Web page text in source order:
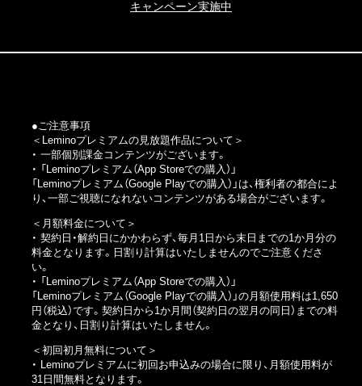
キャンペーン実施中
●ご注意事項
＜Leminoプレミアムの見放題作品について＞
・ 一部個別課金コンテンツがございます。
・ 「Leminoプレミアム（App Storeでの購入）」
「Leminoプレミアム（Google Playでの購入）」 は、権利者の都合によ
り、一部ご視聴になれないコンテンツがある場合がございます。
＜月額料金について＞
・ 契約日・解約日にかかわらず、毎月1日から末日までの1か月分の
料金となります。日割り計算はいたしませんのでご注意くださ
い。
・ 「Leminoプレミアム（App Storeでの購入）」
「Leminoプレミアム（Google Playでの購入）」の月額使用料は1,650
円（税込）です。契約日から1か月間（契約日の翌月の同日）までの料
金となり、日割り計算はいたしません。
＜初回初月無料について＞
・ Leminoプレミアムに初回お申込みの場合に限り、月額使用料が
31日間無料となります。